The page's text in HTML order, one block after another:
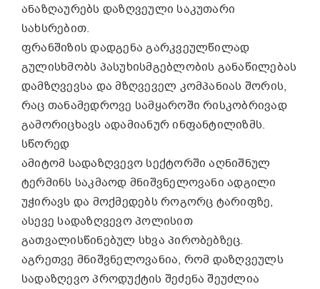
ანაზღაურებს დაზღვეული საკუთარი
სახსრებით.
ფრანშიზის დადგენა გარკვეულწილად
გულისხმობს პასუხისმგებლობის განაწილებას
დამზღვევსა და მზღვეველ კომპანიას შორის,
რაც თანამედროვე სამყაროში რისკობრივად
გამორიცხავს ადამიანურ ინფანტილიზმს.
სწორედ
ამიტომ სადაზღვევო სექტორში აღნიშნულ
ტერმინს საკმაოდ მნიშვნელოვანი ადგილი
უჭირავს და მოქმედებს როგორც ტარიფზე,
ასევე სადაზღვევო პოლისით
გათვალისწინებულ სხვა პირობებზეც.
აგრეთვე მნიშვნელოვანია, რომ დაზღვეულს
სადაზღევო პროდუქტის შეძენა შეუძლია